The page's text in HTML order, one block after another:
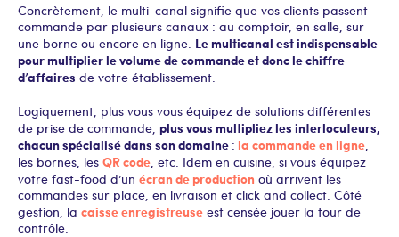
Concrètement, le multi-canal signifie que vos clients passent
commande par plusieurs canaux : au comptoir, en salle, sur
une borne ou encore en ligne. Le multicanal est indispensable
pour multiplier le volume de commande et donc le chiffre
d’affaires de votre établissement.
Logiquement, plus vous vous équipez de solutions différentes
de prise de commande, plus vous multipliez les interlocuteurs,
chacun spécialisé dans son domaine : la commande en ligne
les bornes, les QR code , etc. Idem en cuisine, si vous équipez
votre fast-food d’un écran de production où arrivent les
commandes sur place, en livraison et click and collect. Côté
gestion, la caisse enregistreuse est censée jouer la tour de
contrôle.